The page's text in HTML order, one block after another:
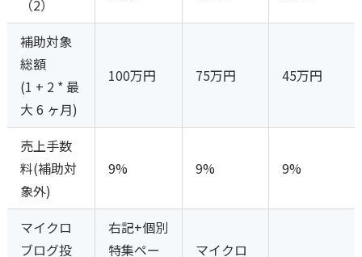
（2）
補助対象
総額
(1 + 2 * 最
大 6 ヶ月)
100万円 75万円 45万円
売上手数
料(補助対
象外)
9% 9% 9%
マイクロ
ブログ投
右記+個別
特集ペー
マイクロ